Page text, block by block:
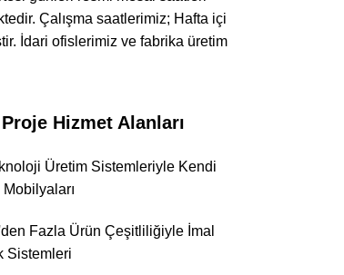
Çalışma saatlerimiz; Hafta içi
İdari ofislerimiz ve fabrika üretim
Hizmet Alanları
Üretim Sistemleriyle Kendi
Fazla Ürün Çeşitliliğiyle İmal
Sistemleri